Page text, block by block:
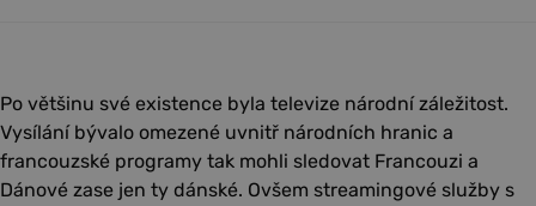
Po většinu své existence byla televize národní záležitost.
Vysílání bývalo omezené uvnitř národních hranic a
francouzské programy tak mohli sledovat Francouzi a
Dánové zase jen ty dánské. Ovšem streamingové služby s